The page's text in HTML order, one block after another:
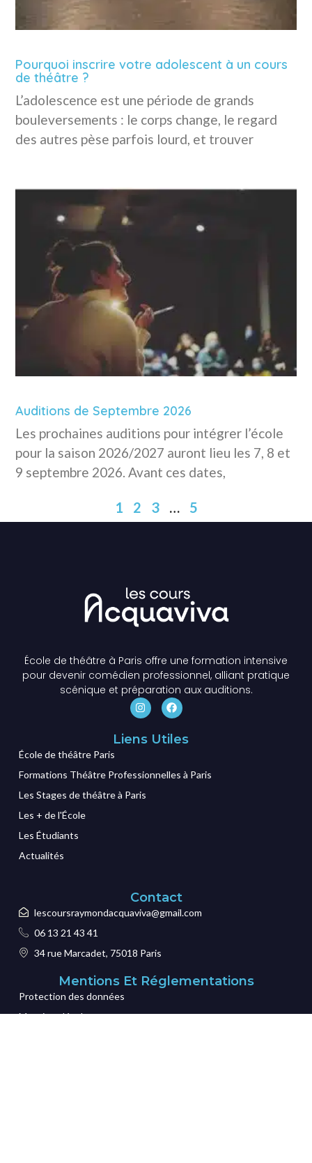
Pourquoi inscrire votre adolescent à un cours
de théâtre ?
L’adolescence est une période de grands
bouleversements : le corps change, le regard
des autres pèse parfois lourd, et trouver
Auditions de Septembre 2026
Les prochaines auditions pour intégrer l’école
pour la saison 2026/2027 auront lieu les 7, 8 et
9 septembre 2026. Avant ces dates,
1 2 3 … 5
École de théâtre à Paris offre une formation intensive
pour devenir comédien professionnel, alliant pratique
scénique et préparation aux auditions.
Liens Utiles
École de théâtre Paris
Formations Théâtre Professionnelles à Paris
Les Stages de théâtre à Paris
Les + de l'École
Les Étudiants
Actualités
Contact
lescoursraymondacquaviva@gmail.com
06 13 21 43 41
34 rue Marcadet, 75018 Paris
Mentions Et Réglementations
Protection des données
Mentions légales